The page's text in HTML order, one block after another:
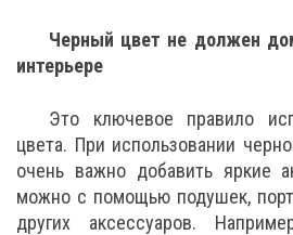
Черный цвет не должен
интерьере
Это ключевое правило
цвета. При использовании
очень важно добавить яркие
можно с помощью подушек,
других аксессуаров.